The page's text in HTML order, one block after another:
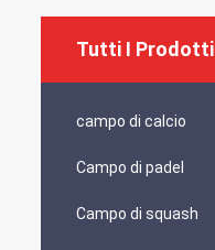
Tutti I Prodotti
campo di calcio
Campo di padel
Campo di squash